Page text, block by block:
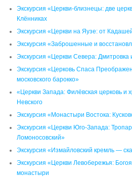
Экскурсия «Церкви-близнецы: две
Клённиках
Экскурсия «Церкви на Яузе: от
Экскурсия «Заброшенные и
Экскурсия «Церкви Севера: Дмитровка
Экскурсия «Церковь Спаса
московского барокко»
«Церкви Запада: Филёвская церковь и
Невского
Экскурсия «Монастыри Востока:
Экскурсия «Церкви Юго-Запада:
Ломоносовский»
Экскурсия «Измайловский кремль —
Экскурсия «Церкви Левобережья:
монастыри